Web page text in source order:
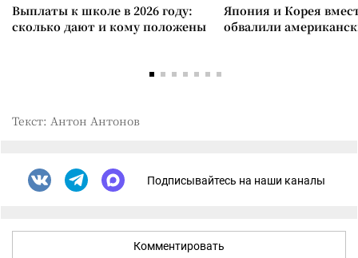
Выплаты к школе в 2026 году:
сколько дают и кому положены
Япония и Корея
обвалили
Текст: Антон Антонов
Подписывайтесь на наши каналы
Комментировать